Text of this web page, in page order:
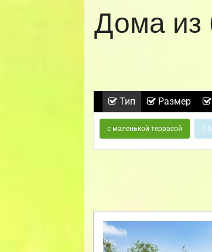
Дома из
Тип Размер
с маленькой террасой с